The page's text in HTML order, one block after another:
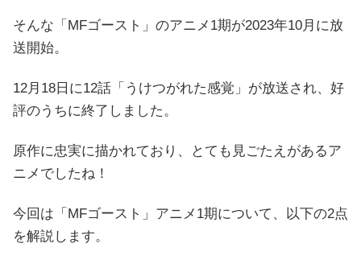
そんな「MFゴースト」のアニメ1期が2023年10月に放
送開始。
12月18日に12話「うけつがれた感覚」が放送され、好
評のうちに終了しました。
原作に忠実に描かれており、とても見ごたえがあるア
ニメでしたね！
今回は「MFゴースト」アニメ1期について、以下の2点
を解説します。